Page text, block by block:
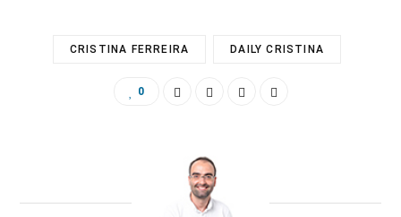
CRISTINA FERREIRA DAILY CRISTINA
0